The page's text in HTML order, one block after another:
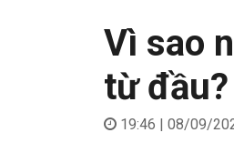
Vì sao
từ đầu?
19:46 | 08/09/